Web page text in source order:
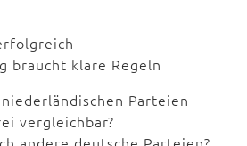
klare Regeln
Parteien
vergleichbar?